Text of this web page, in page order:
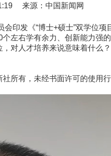
来源：中国新闻网
发《“博士+硕士”双学位项
个左右学有余力、创新能力强
人才培养来说意味着什么？
所有，未经书面许可的使用